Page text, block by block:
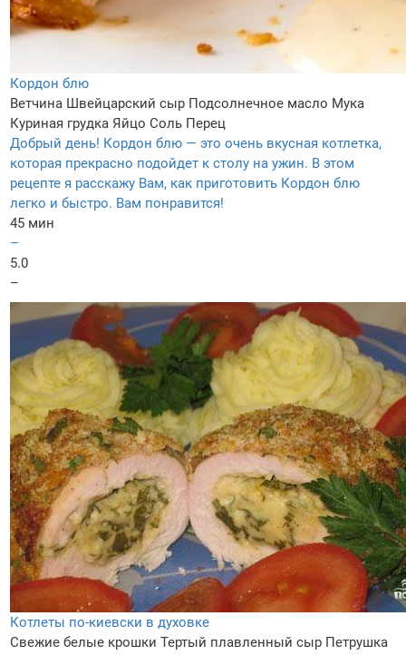
Кордон блю
Ветчина Швейцарский сыр Подсолнечное масло Мука
Куриная грудка Яйцо Соль Перец
Добрый день! Кордон блю — это очень вкусная котлетка,
которая прекрасно подойдет к столу на ужин. В этом
рецепте я расскажу Вам, как приготовить Кордон блю
легко и быстро. Вам понравится!
45 мин
–
5.0
–
Котлеты по-киевски в духовке
Свежие белые крошки Тертый плавленный сыр Петрушка